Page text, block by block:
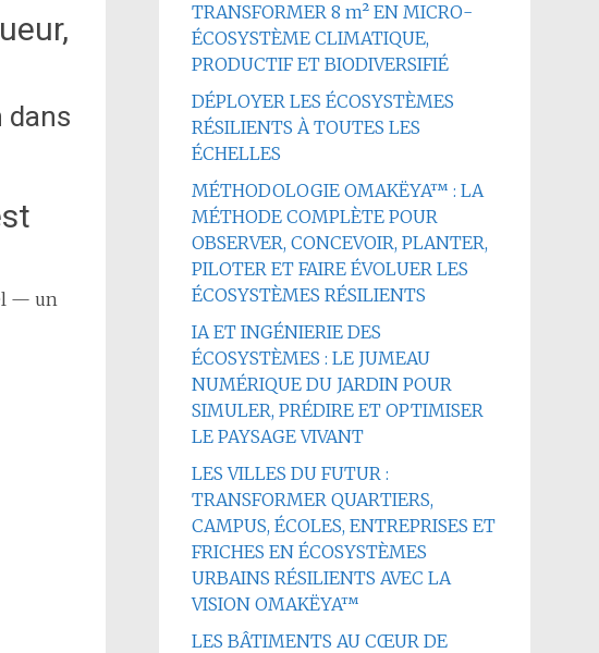
dans
— un
TRANSFORMER 8 m² EN MICRO-
ÉCOSYSTÈME CLIMATIQUE,
PRODUCTIF ET BIODIVERSIFIÉ
DÉPLOYER LES ÉCOSYSTÈMES
RÉSILIENTS À TOUTES LES
ÉCHELLES
MÉTHODOLOGIE OMAKËYA™ : LA
MÉTHODE COMPLÈTE POUR
OBSERVER, CONCEVOIR, PLANTER,
PILOTER ET FAIRE ÉVOLUER LES
ÉCOSYSTÈMES RÉSILIENTS
IA ET INGÉNIERIE DES
ÉCOSYSTÈMES : LE JUMEAU
NUMÉRIQUE DU JARDIN POUR
SIMULER, PRÉDIRE ET OPTIMISER
LE PAYSAGE VIVANT
LES VILLES DU FUTUR :
TRANSFORMER QUARTIERS,
CAMPUS, ÉCOLES, ENTREPRISES ET
FRICHES EN ÉCOSYSTÈMES
URBAINS RÉSILIENTS AVEC LA
VISION OMAKËYA™
LES BÂTIMENTS AU CŒUR DE